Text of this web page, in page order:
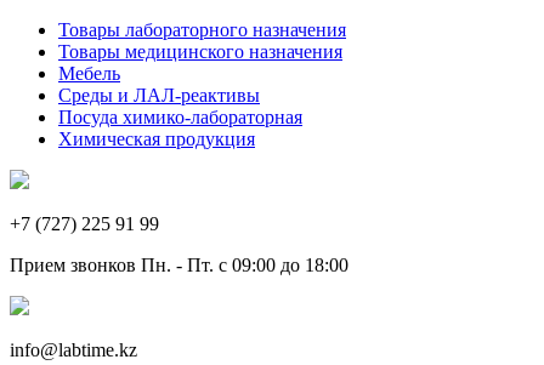
Товары лабораторного назначения
Товары медицинского назначения
Мебель
Среды и ЛАЛ-реактивы
Посуда химико-лабораторная
Химическая продукция
+7 (727) 225 91 99
Прием звонков Пн. - Пт. с 09:00 до 18:00
info@labtime.kz